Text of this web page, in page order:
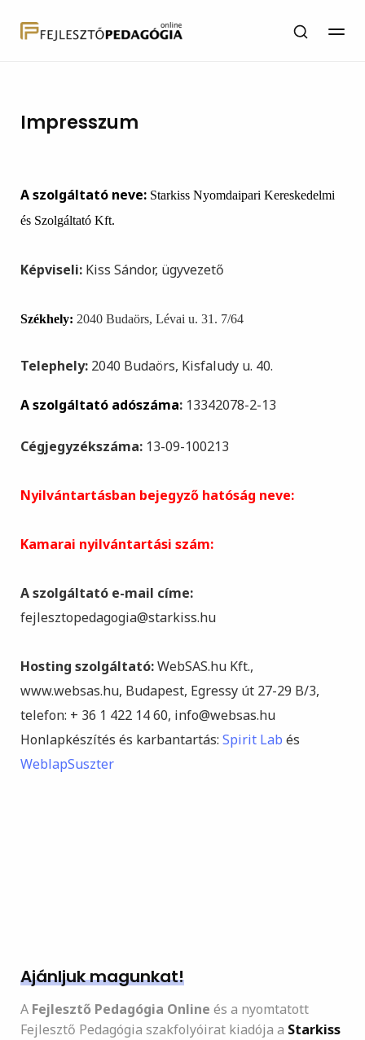
Impresszum
A szolgáltató neve: Starkiss Nyomdaipari Kereskedelmi
és Szolgáltató Kft.
Képviseli: Kiss Sándor, ügyvezető
Székhely: 2040 Budaörs, Lévai u. 31. 7/64
Telephely:2040 Budaörs, Kisfaludy u. 40.
A szolgáltató adószáma:13342078-2-13
Cégjegyzékszáma: 13-09-100213
Nyilvántartásban bejegyző hatóság neve:
Kamarai nyilvántartási szám:
Aszolgáltató e-mail címe:
fejlesztopedagogia@starkiss.hu
Hosting szolgáltató:WebSAS.hu Kft.,
www.websas.hu, Budapest, Egressy út 27-29 B/3,
telefon: + 36 1 422 14 60, info@websas.hu
Honlapkészítés és karbantartás: Spirit Lab és
WeblapSuszter
Ajánljuk magunkat!
A Fejlesztő Pedagógia Online és a nyomtatott
Fejlesztő Pedagógia szakfolyóirat kiadója a Starkiss